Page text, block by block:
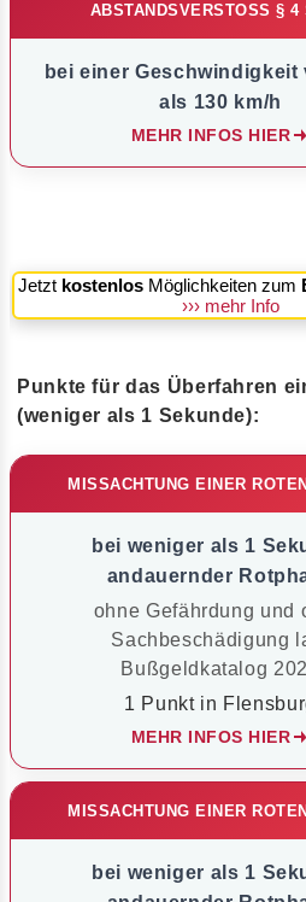
ABSTANDSVERSTOSS § 4
bei einer Geschwindigkeit
als 130 km/h
MEHR INFOS HIER
Jetzt kostenlos Möglichkeiten zum
››› mehr Info
Punkte für das Überfahren
(weniger als 1 Sekunde):
MISSACHTUNG EINER
bei weniger als 1
andauernder
ohne Gefährdung und
Sachbeschädigung
Bußgeldkatalog
1 Punkt in
MEHR INFOS HIER
MISSACHTUNG EINER
bei weniger als 1